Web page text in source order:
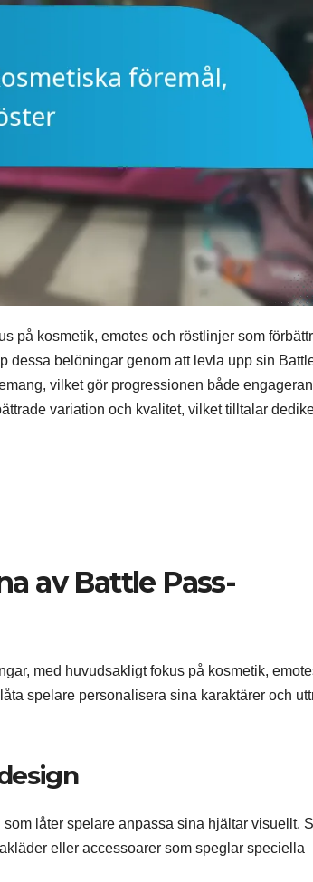
på kosmetik, emotes och röstlinjer som
dessa belöningar genom att levla upp sin
vilket gör progressionen både
variation och kvalitet, vilket tilltalar
av Battle Pass-
med huvudsakligt fokus på kosmetik,
spelare personalisera sina karaktärer och
låter spelare anpassa sina hjältar visuellt.
eller accessoarer som speglar speciella